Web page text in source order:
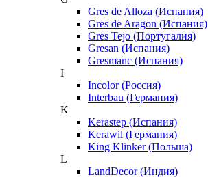
Gres de Alloza (Испания)
Gres de Aragon (Испания)
Gres Tejo (Португалия)
Gresan (Испания)
Gresmanc (Испания)
I
Incolor (Россия)
Interbau (Германия)
K
Kerastep (Испания)
Kerawil (Германия)
King Klinker (Польша)
L
LandDecor (Индия)